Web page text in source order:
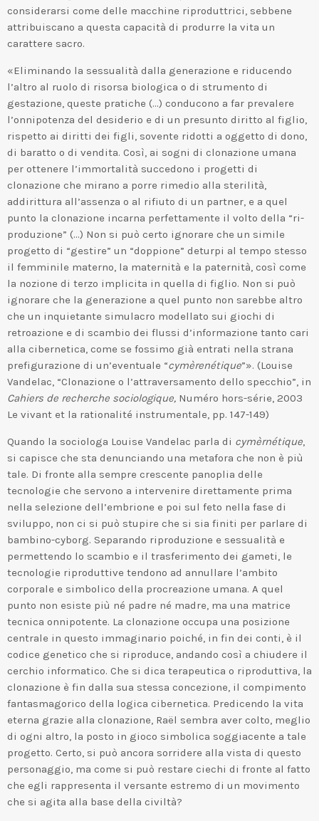
considerarsi come delle macchine riproduttrici, sebbene
attribuiscano a questa capacità di produrre la vita un
carattere sacro.
«Eliminando la sessualità dalla generazione e riducendo
l’altro al ruolo di risorsa biologica o di strumento di
gestazione, queste pratiche (…) conducono a far prevalere
l’onnipotenza del desiderio e di un presunto diritto al figlio,
rispetto ai diritti dei figli, sovente ridotti a oggetto di dono,
di baratto o di vendita. Così, ai sogni di clonazione umana
per ottenere l’immortalità succedono i progetti di
clonazione che mirano a porre rimedio alla sterilità,
addirittura all’assenza o al rifiuto di un partner, e a quel
punto la clonazione incarna perfettamente il volto della “ri-
produzione” (…) Non si può certo ignorare che un simile
progetto di “gestire” un “doppione” deturpi al tempo stesso
il femminile materno, la maternità e la paternità, così come
la nozione di terzo implicita in quella di figlio. Non si può
ignorare che la generazione a quel punto non sarebbe altro
che un inquietante simulacro modellato sui giochi di
retroazione e di scambio dei flussi d’informazione tanto cari
alla cibernetica, come se fossimo già entrati nella strana
prefigurazione di un’eventuale “cymèrenétique”». (Louise
Vandelac, “Clonazione o l’attraversamento dello specchio”, in
Cahiers de recherche sociologique, Numéro hors-série, 2003
Le vivant et la rationalité instrumentale, pp. 147-149)
Quando la sociologa Louise Vandelac parla di cymèrnétique,
si capisce che sta denunciando una metafora che non è più
tale. Di fronte alla sempre crescente panoplia delle
tecnologie che servono a intervenire direttamente prima
nella selezione dell’embrione e poi sul feto nella fase di
sviluppo, non ci si può stupire che si sia finiti per parlare di
bambino-cyborg. Separando riproduzione e sessualità e
permettendo lo scambio e il trasferimento dei gameti, le
tecnologie riproduttive tendono ad annullare l’ambito
corporale e simbolico della procreazione umana. A quel
punto non esiste più né padre né madre, ma una matrice
tecnica onnipotente. La clonazione occupa una posizione
centrale in questo immaginario poiché, in fin dei conti, è il
codice genetico che si riproduce, andando così a chiudere il
cerchio informatico. Che si dica terapeutica o riproduttiva, la
clonazione è fin dalla sua stessa concezione, il compimento
fantasmagorico della logica cibernetica. Predicendo la vita
eterna grazie alla clonazione, Raël sembra aver colto, meglio
di ogni altro, la posto in gioco simbolica soggiacente a tale
progetto. Certo, si può ancora sorridere alla vista di questo
personaggio, ma come si può restare ciechi di fronte al fatto
che egli rappresenta il versante estremo di un movimento
che si agita alla base della civiltà?